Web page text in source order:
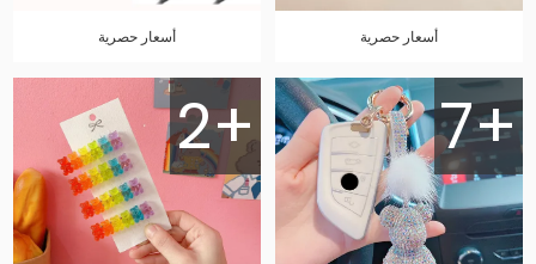
أسعار حصرية أسعار حصرية
7+
2+